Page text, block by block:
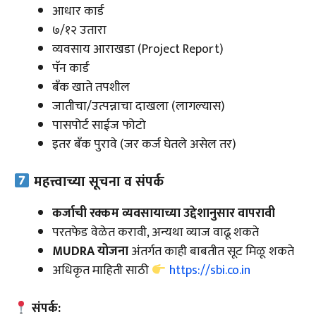
आधार कार्ड
७/१२ उतारा
व्यवसाय आराखडा (Project Report)
पॅन कार्ड
बँक खाते तपशील
जातीचा/उत्पन्नाचा दाखला (लागल्यास)
पासपोर्ट साईज फोटो
इतर बँक पुरावे (जर कर्ज घेतले असेल तर)
महत्त्वाच्या सूचना व संपर्क
कर्जाची रक्कम व्यवसायाच्या उद्देशानुसार वापरावी
परतफेड वेळेत करावी, अन्यथा व्याज वाढू शकते
MUDRA योजनाअंतर्गत काही बाबतीत सूट मिळू शकते
अधिकृत माहिती साठी
https://sbi.co.in
संपर्क: